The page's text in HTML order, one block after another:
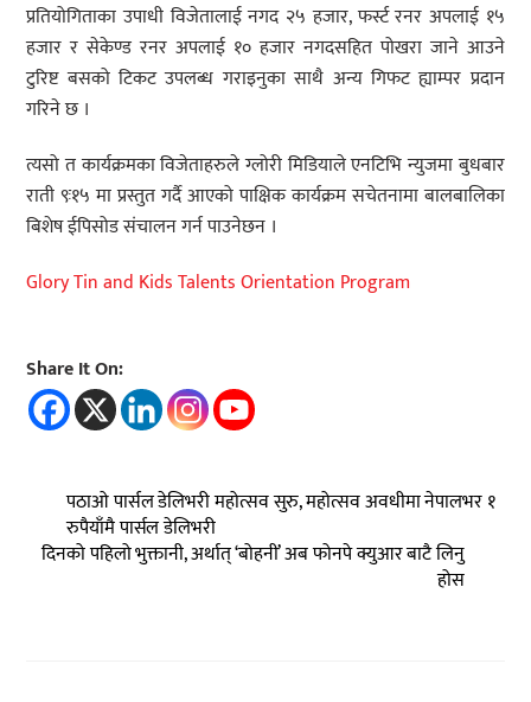
प्रतियोगिताका उपाधी विजेतालाई नगद २५ हजार, फर्स्ट रनर अपलाई १५
हजार र सेकेण्ड रनर अपलाई १० हजार नगदसहित पोखरा जाने आउने
टुरिष्ट बसको टिकट उपलब्ध गराइनुका साथै अन्य गिफट ह्याम्पर प्रदान
गरिने छ ।
त्यसो त कार्यक्रमका विजेताहरुले ग्लोरी मिडियाले एनटिभि न्युजमा बुधबार
राती ९ः१५ मा प्रस्तुत गर्दै आएको पाक्षिक कार्यक्रम सचेतनामा बालबालिका
बिशेष ईपिसोड संचालन गर्न पाउनेछन ।
Glory Tin and Kids Talents Orientation Program
Share It On:
पठाओ पार्सल डेलिभरी महोत्सव सुरु, महोत्सव अवधीमा नेपालभर १
रुपैयाँमै पार्सल डेलिभरी
दिनको पहिलो भुक्तानी, अर्थात् ‘बोहनी’ अब फोनपे क्युआर बाटै लिनु
होस